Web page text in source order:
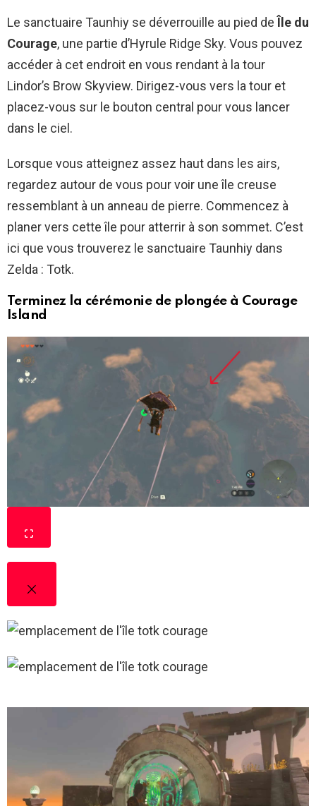
Le sanctuaire Taunhiy se déverrouille au pied de Île du
Courage, une partie d’Hyrule Ridge Sky. Vous pouvez
accéder à cet endroit en vous rendant à la tour
Lindor’s Brow Skyview. Dirigez-vous vers la tour et
placez-vous sur le bouton central pour vous lancer
dans le ciel.
Lorsque vous atteignez assez haut dans les airs,
regardez autour de vous pour voir une île creuse
ressemblant à un anneau de pierre. Commencez à
planer vers cette île pour atterrir à son sommet. C’est
ici que vous trouverez le sanctuaire Taunhiy dans
Zelda : Totk.
Terminez la cérémonie de plongée à Courage
Island